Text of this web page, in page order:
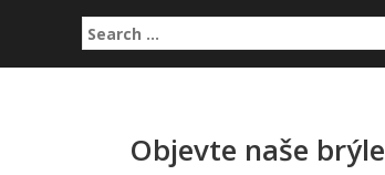
Search for:
Objevte naše brýle